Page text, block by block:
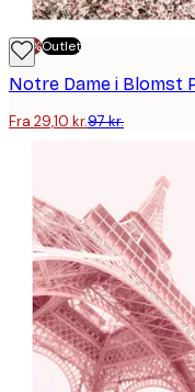
-70%Outlet
Notre Dame i Blomst
Fra 29,10 kr.97 kr.